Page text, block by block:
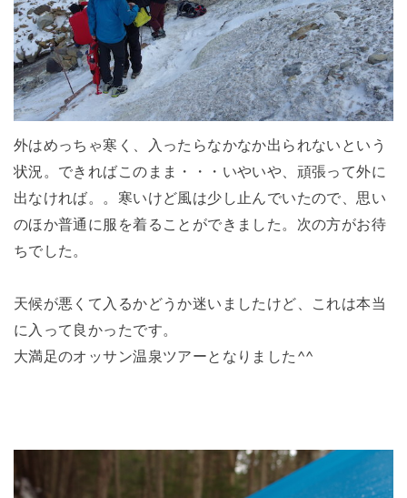
外はめっちゃ寒く、入ったらなかなか出られないという
状況。できればこのまま・・・いやいや、頑張って外に
出なければ。。寒いけど風は少し止んでいたので、思い
のほか普通に服を着ることができました。次の方がお待
ちでした。
天候が悪くて入るかどうか迷いましたけど、これは本当
に入って良かったです。
大満足のオッサン温泉ツアーとなりました^^